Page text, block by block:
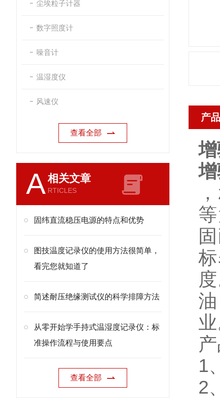
尘埃粒子计器
数字照度计
噪音计
温湿度仪
风速仪
查看全部
A相关文章
RTICLES
固纬直流稳压电源的特点和优势
图技温度记录仪的使用方法很简单，
看完您就知道了
简述耐压绝缘测试仪的科学排障方法
从零开始学手持式温湿度记录仪：标
准操作流程与使用要点
查看全部
产
1
2